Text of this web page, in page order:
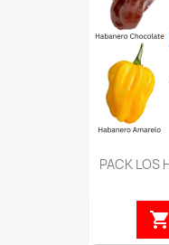
PACK LOS
